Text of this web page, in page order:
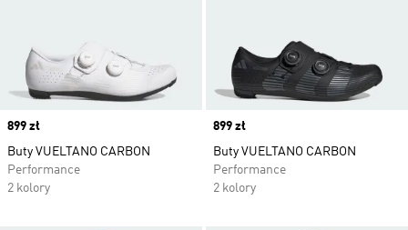
Price
899 zł
Buty VUELTANO CARBON
Performance
2 kolory
Price
899 zł
Buty VUELTANO CARBON
Performance
2 kolory